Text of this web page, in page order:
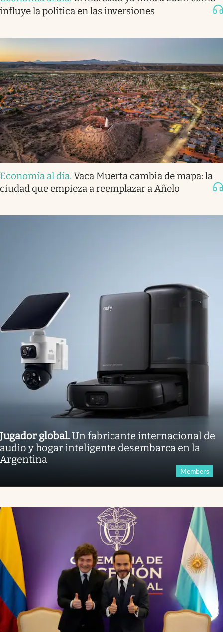
influye la política en las inversiones
Economía al día. Vaca Muerta cambia de mapa: la
ciudad que empieza a reemplazar a Añelo
Jugador global.Un fabricante internacional de
audio y hogar inteligente desembarca en la
Argentina
Members